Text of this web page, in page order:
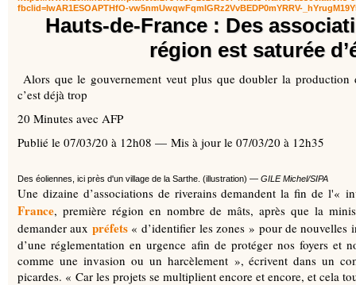
fbclid=IwAR1ESOAPTHfO-vw5nmUwqwFqmIGRz2VvBEDP0mYRRV-
Hauts-de-France : Des
région est saturée
Alors que le gouvernement veut plus que doubler la production
c’est déjà trop
20 Minutes avec AFP
Publié le 07/03/20 à 12h08 — Mis à jour le 07/03/20 à 12h35
Des éoliennes, ici près d'un village de la Sarthe. (illustration) — GILE Michel/SIPA
Une dizaine d’associations de riverains demandent la fin de l'«
France, première région en nombre de mâts, après que la
demander aux préfets« d’identifier les zones » pour de nouvelles
d’une réglementation en urgence afin de protéger nos foyers et
comme une invasion ou un harcèlement », écrivent dans un
picardes. « Car les projets se multiplient encore et encore, et cela